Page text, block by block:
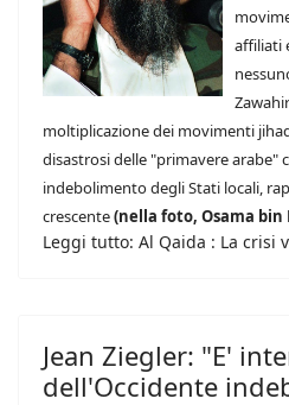
affiliati
moltiplicazione dei movimenti
disastrosi delle "primavere arabe"
indebolimento degli Stati locali,
crescente(nella foto, Osama bin
Leggi tutto: Al Qaida : La crisi
Jean Ziegler: "E'
dell'Occidente